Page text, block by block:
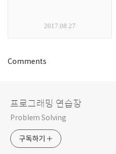
2017.08.27
Comments
프로그래밍 연습장
Problem Solving
구독하기